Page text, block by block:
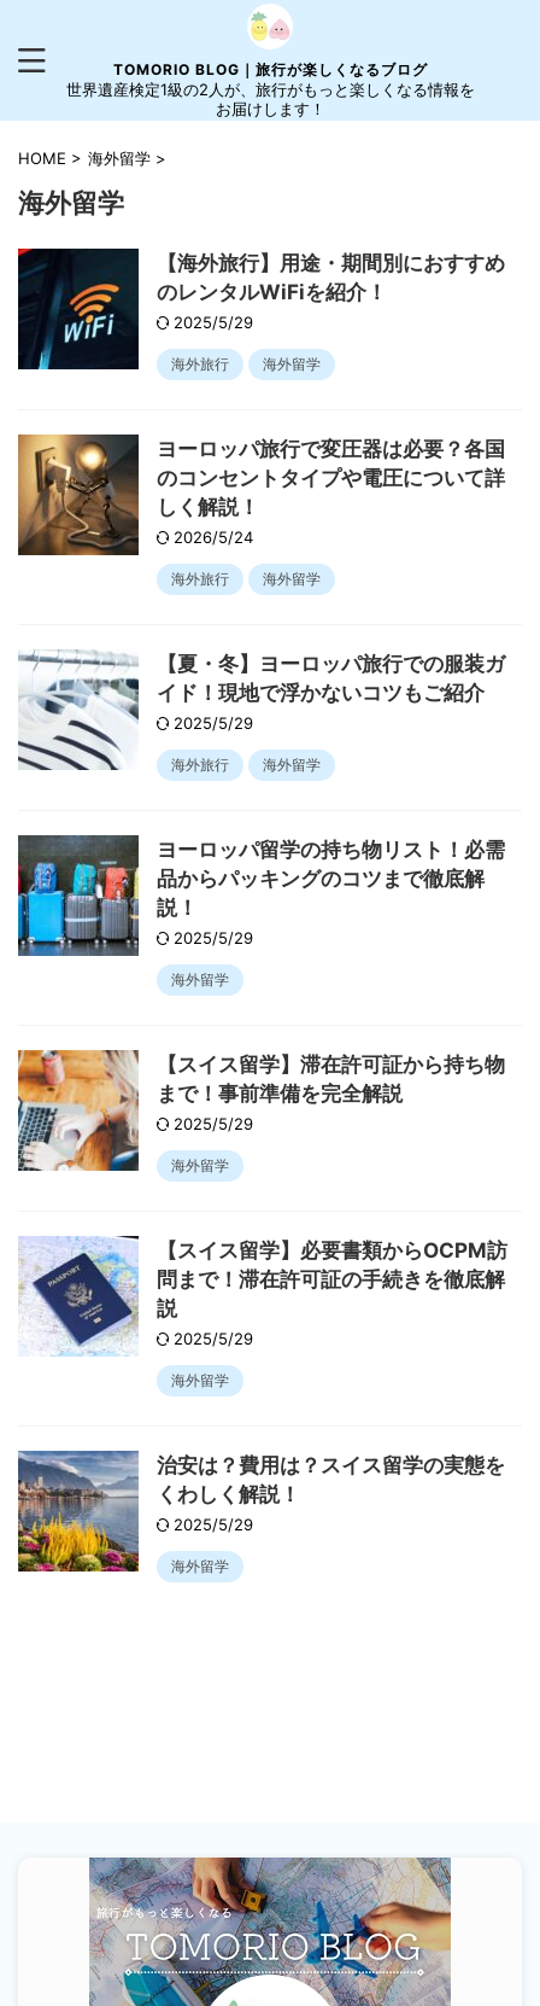
TOMORIO BLOG｜旅行が楽しくなるブログ
世界遺産検定1級の2人が、旅行がもっと楽しくなる情報を
お届けします！
HOME > 海外留学 >
海外留学
【海外旅行】用途・期間別におすすめ
のレンタルWiFiを紹介！
2025/5/29
海外旅行 海外留学
ヨーロッパ旅行で変圧器は必要？各国
のコンセントタイプや電圧について詳
しく解説！
2026/5/24
海外旅行 海外留学
【夏・冬】ヨーロッパ旅行での服装ガ
イド！現地で浮かないコツもご紹介
2025/5/29
海外旅行 海外留学
ヨーロッパ留学の持ち物リスト！必需
品からパッキングのコツまで徹底解
説！
2025/5/29
海外留学
【スイス留学】滞在許可証から持ち物
まで！事前準備を完全解説
2025/5/29
海外留学
【スイス留学】必要書類からOCPM訪
問まで！滞在許可証の手続きを徹底解
説
2025/5/29
海外留学
治安は？費用は？スイス留学の実態を
くわしく解説！
2025/5/29
海外留学